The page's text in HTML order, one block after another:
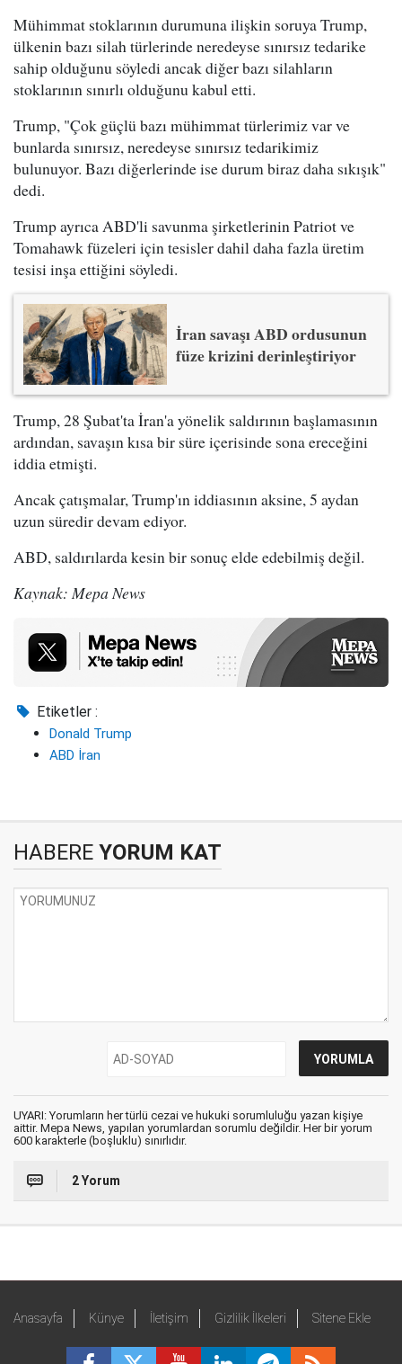
Mühimmat stoklarının durumuna ilişkin soruya Trump,
ülkenin bazı silah türlerinde neredeyse sınırsız tedarike
sahip olduğunu söyledi ancak diğer bazı silahların
stoklarının sınırlı olduğunu kabul etti.
Trump, "Çok güçlü bazı mühimmat türlerimiz var ve
bunlarda sınırsız, neredeyse sınırsız tedarikimiz
bulunuyor. Bazı diğerlerinde ise durum biraz daha sıkışık"
dedi.
Trump ayrıca ABD'li savunma şirketlerinin Patriot ve
Tomahawk füzeleri için tesisler dahil daha fazla üretim
tesisi inşa ettiğini söyledi.
İran savaşı ABD ordusunun
füze krizini derinleştiriyor
Trump, 28 Şubat'ta İran'a yönelik saldırının başlamasının
ardından, savaşın kısa bir süre içerisinde sona ereceğini
iddia etmişti.
Ancak çatışmalar, Trump'ın iddiasının aksine, 5 aydan
uzun süredir devam ediyor.
ABD, saldırılarda kesin bir sonuç elde edebilmiş değil.
Kaynak: Mepa News
Etiketler :
Donald Trump
ABD İran
HABERE YORUM KAT
UYARI: Yorumların her türlü cezai ve hukuki sorumluluğu yazan kişiye
aittir. Mepa News, yapılan yorumlardan sorumlu değildir. Her bir yorum
600 karakterle (boşluklu) sınırlıdır.
2 Yorum
Anasayfa Künye İletişim Gizlilik İlkeleri Sitene Ekle